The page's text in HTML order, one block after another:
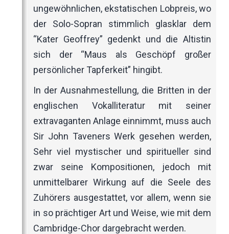
ungewöhnlichen, ekstatischen Lobpreis, wo
der Solo-Sopran stimmlich glasklar dem
“Kater Geoffrey” gedenkt und die Altistin
sich der “Maus als Geschöpf großer
persönlicher Tapferkeit” hingibt.
In der Ausnahmestellung, die Britten in der
englischen Vokalliteratur mit seiner
extravaganten Anlage einnimmt, muss auch
Sir John Taveners Werk gesehen werden,
Sehr viel mystischer und spiritueller sind
zwar seine Kompositionen, jedoch mit
unmittelbarer Wirkung auf die Seele des
Zuhörers ausgestattet, vor allem, wenn sie
in so prächtiger Art und Weise, wie mit dem
Cambridge-Chor dargebracht werden.